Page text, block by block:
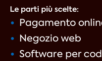
Le parti più scelte:
Pagamento
Negozio web
Software per